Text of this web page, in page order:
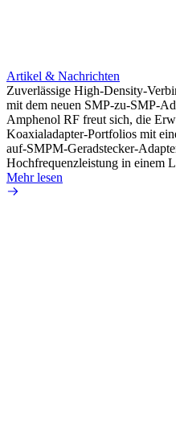
Artikel & Nachrichten
Zuverlässige High-Density-
mit dem neuen SMP-zu-SMP-
Amphenol RF freut sich, die
Koaxialadapter-Portfolios mit
auf-SMPM-Geradstecker-
Hochfrequenzleistung in einem
Mehr lesen